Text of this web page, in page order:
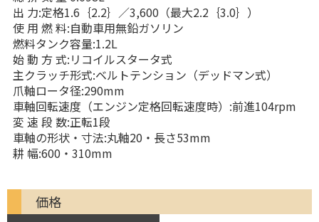
出 力:定格1.6｛2.2｝／3,600（最大2.2｛3.0｝）
使 用 燃 料:自動車用無鉛ガソリン
燃料タンク容量:1.2L
始 動 方 式:リコイルスタータ式
主クラッチ形式:ベルトテンション（デッドマン式）
爪軸ロータ径:290mm
車軸回転速度（エンジン定格回転速度時）:前進104rpm
変 速 段 数:正転1段
車軸の形状・寸法:丸軸20・長さ53mm
耕 幅:600・310mm
価格